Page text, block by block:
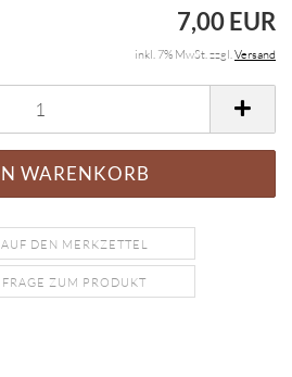
7,00 EUR
inkl. 7% MwSt. zzgl.Versand
AUF DEN MERKZETTEL
FRAGE ZUM PRODUKT